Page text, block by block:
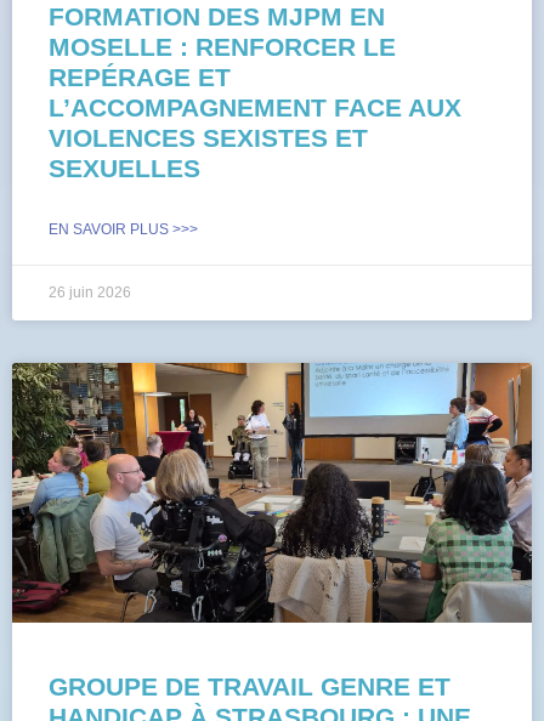
FORMATION DES MJPM EN
MOSELLE : RENFORCER LE
REPÉRAGE ET
L’ACCOMPAGNEMENT FACE AUX
VIOLENCES SEXISTES ET
SEXUELLES
EN SAVOIR PLUS >>>
26 juin 2026
GROUPE DE TRAVAIL GENRE ET